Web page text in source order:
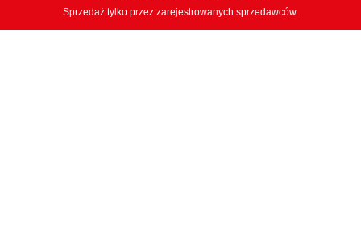
Sprzedaż tylko przez zarejestrowanych sprzedawców.